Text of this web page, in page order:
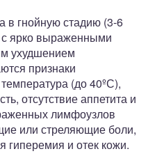
в гнойную стадию (3-6
с ярко выраженными
ухудшением
признаки
(до 40ºС),
отсутствие аппетита и
лимфоузлов
или стреляющие боли,
гиперемия и отек кожи.